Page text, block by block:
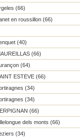
(66)
en roussillon (66)
(40)
(66)
(64)
ESTEVE (66)
(34)
(34)
(66)
dels monts (66)
(34)